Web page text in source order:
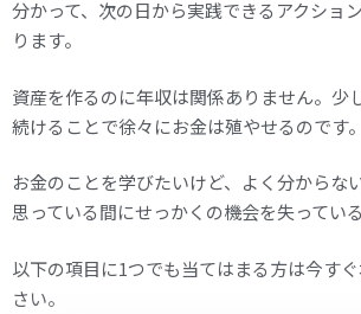
分かって、次の日から実践できるアクショ
ります。
資産を作るのに年収は関係ありません。少
続けることで徐々にお金は殖やせるのです。
お金のことを学びたいけど、よく分からな
思っている間にせっかくの機会を失ってい
以下の項目に1つでも当てはまる方は今す
さい。